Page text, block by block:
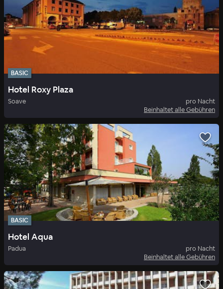
BASIC
Hotel Roxy Plaza
Soave
pro Nacht
Beinhaltet alle Gebühren
BASIC
Hotel Aqua
Padua
pro Nacht
Beinhaltet alle Gebühren